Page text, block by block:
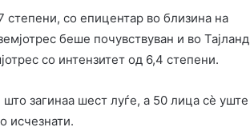
степени, со епицентар во близина на
беше почувствуван и во Тајланд
со интензитет од 6,4 степени.
што загинаа шест луѓе, а 50 лица сè уште
исчезнати.